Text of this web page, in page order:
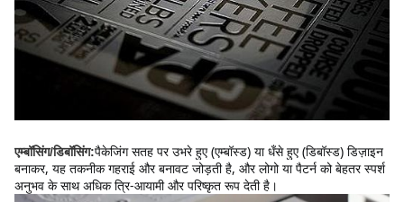
एम्बॉसिंग/डिबॉसिंग:पैकेजिंग सतह पर उभरे हुए (एम्बॉस्ड) या धँसे हुए (डिबॉस्ड) डिज़ाइन
बनाकर, यह तकनीक गहराई और बनावट जोड़ती है, और लोगो या पैटर्न को बेहतर स्पर्श
अनुभव के साथ अधिक त्रि-आयामी और परिष्कृत रूप देती है।